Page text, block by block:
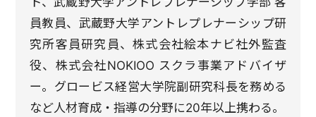
員教員、武蔵野大学アントレプレナーシップ研
究所客員研究員、株式会社絵本ナビ社外監査
役、株式会社NOKIOO スクラ事業アドバイザ
ー。グロービス経営大学院副研究科長を務める
など人材育成・指導の分野に20年以上携わる。